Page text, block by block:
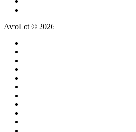
AvtoLot © 2026